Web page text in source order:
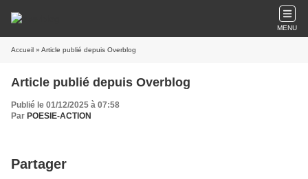
MENU
Accueil » Article publié depuis Overblog
Article publié depuis Overblog
Publié le 01/12/2025 à 07:58
Par POESIE-ACTION
Partager